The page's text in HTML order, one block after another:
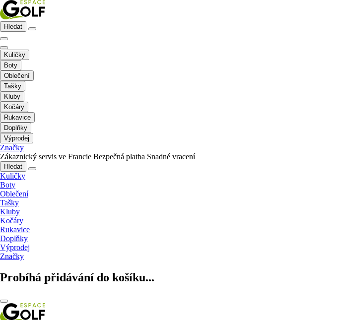
Hledat
Kuličky
Boty
Oblečení
Tašky
Kluby
Kočáry
Rukavice
Doplňky
Výprodej
Značky
Zákaznický servis ve Francie Bezpečná platba Snadné vracení
Hledat
Kuličky
Boty
Oblečení
Tašky
Kluby
Kočáry
Rukavice
Doplňky
Výprodej
Značky
Probíhá přidávání do košíku...